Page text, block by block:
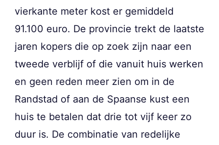
vierkante meter kost er gemiddeld
91.100 euro. De provincie trekt de laatste
jaren kopers die op zoek zijn naar een
tweede verblijf of die vanuit huis werken
en geen reden meer zien om in de
Randstad of aan de Spaanse kust een
huis te betalen dat drie tot vijf keer zo
duur is. De combinatie van redelijke